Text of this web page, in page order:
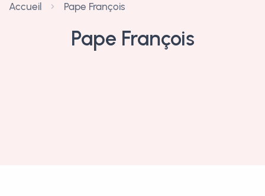
Accueil Pape François
Pape François